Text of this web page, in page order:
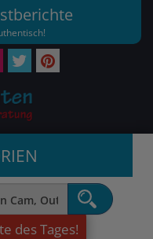
des Tages!